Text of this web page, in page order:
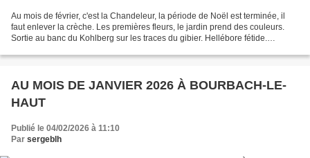
Au mois de février, c'est la Chandeleur, la période de Noël est terminée, il
faut enlever la crèche. Les premières fleurs, le jardin prend des couleurs.
Sortie au banc du Kohlberg sur les traces du gibier. Hellébore fétide.
AU MOIS DE JANVIER 2026 À BOURBACH-LE-
HAUT
Publié le 04/02/2026 à 11:10
Par sergeblh